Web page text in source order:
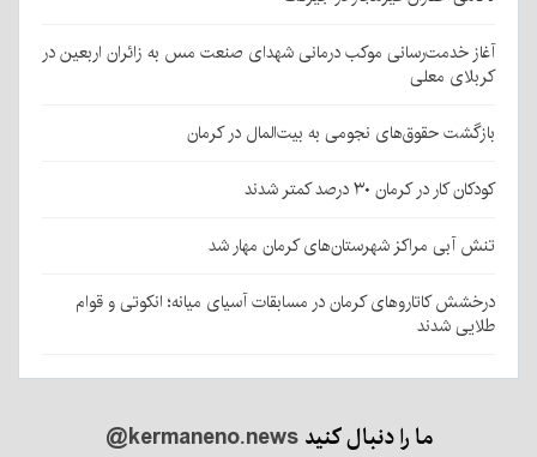
آغاز خدمت‌رسانی موکب درمانی شهدای صنعت مس به زائران اربعین در
کربلای معلی
بازگشت حقوق‌های نجومی به بیت‌المال در کرمان
کودکان کار در کرمان ۳۰ درصد کمتر شدند
تنش آبی مراکز شهرستان‌های کرمان مهار شد
درخشش کاتاروهای کرمان در مسابقات آسیای میانه؛ انکوتی و قوام
طلایی شدند
ما را دنبال کنید@kermaneno.news